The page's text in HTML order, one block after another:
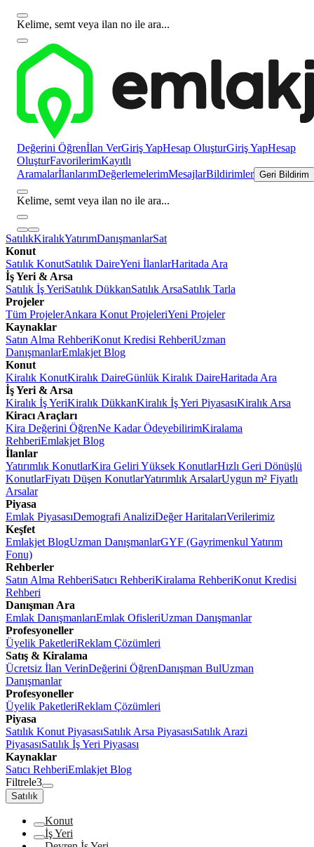
Kelime, semt veya ilan no ile ara...
Değerini Öğrenİlan VerGiriş YapHesap OluşturGiriş YapHesap
OluşturFavorilerimKayıtlı
AramalarİlanlarımDeğerlemelerimMesajlarBildirimler Geri Bildirim
Kelime, semt veya ilan no ile ara...
SatılıkKiralıkYatırımDanışmanlarSat
Konut
Satılık KonutSatılık DaireYeni İlanlarHaritada Ara
İş Yeri & Arsa
Satılık İş YeriSatılık DükkanSatılık ArsaSatılık Tarla
Projeler
Tüm ProjelerAnkara Konut ProjeleriYeni Projeler
Kaynaklar
Satın Alma RehberiKonut Kredisi RehberiUzman
DanışmanlarEmlakjet Blog
Konut
Kiralık KonutKiralık DaireGünlük Kiralık DaireHaritada Ara
İş Yeri & Arsa
Kiralık İş YeriKiralık DükkanKiralık İş Yeri PiyasasıKiralık Arsa
Kiracı Araçları
Kira Değerini ÖğrenNe Kadar ÖdeyebilirimKiralama
RehberiEmlakjet Blog
İlanlar
Yatırımlık KonutlarKira Geliri Yüksek KonutlarHızlı Geri Dönüşlü
KonutlarFiyatı Düşen KonutlarYatırımlık ArsalarUygun m² Fiyatlı
Arsalar
Piyasa
Emlak PiyasasıDemografi AnaliziDeğer HaritalarıVerilerimiz
Keşfet
Emlakjet BlogUzman DanışmanlarGYF (Gayrimenkul Yatırım
Fonu)
Rehberler
Satın Alma RehberiSatıcı RehberiKiralama RehberiKonut Kredisi
Rehberi
Danışman Ara
Emlak DanışmanlarıEmlak OfisleriUzman Danışmanlar
Profesyoneller
Üyelik PaketleriReklam Çözümleri
Satış & Kiralama
Ücretsiz İlan VerinDeğerini ÖğrenDanışman BulUzman
Danışmanlar
Profesyoneller
Üyelik PaketleriReklam Çözümleri
Piyasa
Satılık Konut PiyasasıSatılık Arsa PiyasasıSatılık Arazi
PiyasasıSatılık İş Yeri Piyasası
Kaynaklar
Satıcı RehberiEmlakjet Blog
Filtrele3
Satılık
Konut
İş Yeri